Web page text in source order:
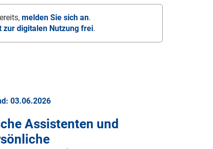
melden Sie sich an.
zur digitalen Nutzung frei.
03.06.2026
Assistenten und